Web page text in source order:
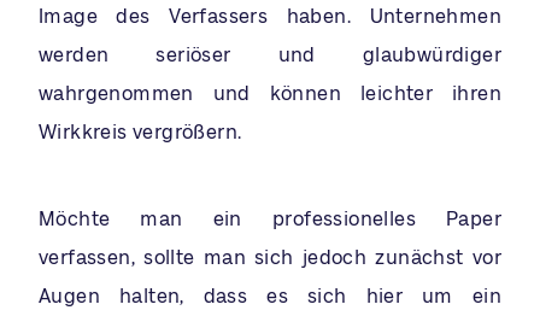
Image des Verfassers haben. Unternehmen
werden seriöser und glaubwürdiger
wahrgenommen und können leichter ihren
Wirkkreis vergrößern.
Möchte man ein professionelles Paper
verfassen, sollte man sich jedoch zunächst vor
Augen halten, dass es sich hier um ein